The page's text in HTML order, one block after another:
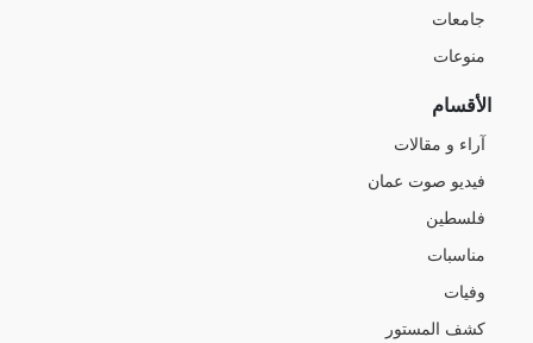
جامعات
منوعات
الأقسام
آراء و مقالات
فيديو صوت عمان
فلسطين
مناسبات
وفيات
كشف المستور